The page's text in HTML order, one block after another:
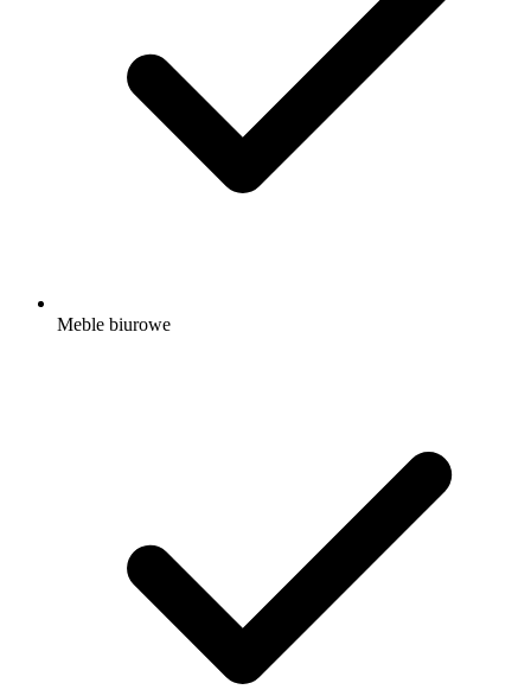
Meble biurowe